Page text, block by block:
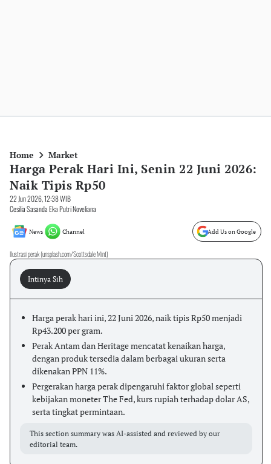
Home Market
Harga Perak Hari Ini, Senin 22 Juni 2026:
Naik Tipis Rp50
22 Jun 2026, 12:38 WIB
Cesilia Sasanda Eka Putri Noveliana
News Channel Add Us on Google
Ilustrasi perak (unsplash.com/Scottsdale Mint)
Intinya Sih
Harga perak hari ini, 22 Juni 2026, naik tipis Rp50 menjadi
Rp43.200 per gram.
Perak Antam dan Heritage mencatat kenaikan harga,
dengan produk tersedia dalam berbagai ukuran serta
dikenakan PPN 11%.
Pergerakan harga perak dipengaruhi faktor global seperti
kebijakan moneter The Fed, kurs rupiah terhadap dolar AS,
serta tingkat permintaan.
This section summary was AI-assisted and reviewed by our
editorial team.